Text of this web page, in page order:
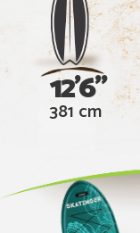
12'6"
381 cm